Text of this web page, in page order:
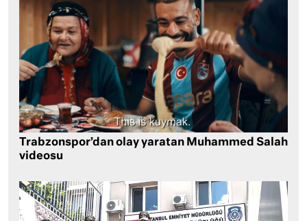
Trabzonspor’dan olay yaratan Muhammed Salah
videosu